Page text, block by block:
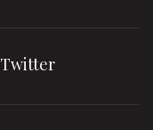
Twitter